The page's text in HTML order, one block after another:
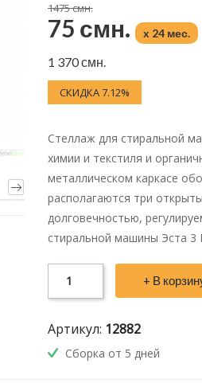
1475 смн.
75 смн. x 24 мес.
1 370 смн.
СКИДКА 7.12%
Стеллаж для стиральной
химии и текстиля и
металлическом каркасе
располагаются три
долговечностью,
стиральной машины Эста 3
+ В
Артикул: 12882
Сборка от 5 дней